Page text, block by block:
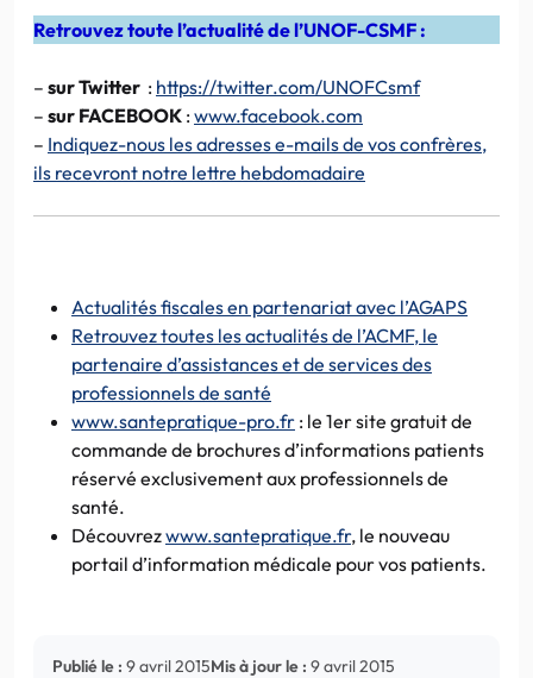
Retrouvez toute l’actualité de l’UNOF-CSMF :
– sur Twitter : https://twitter.com/UNOFCsmf
– sur FACEBOOK :www.facebook.com
– Indiquez-nous les adresses e-mails de vos confrères,
ils recevront notre lettre hebdomadaire
Actualités fiscales en partenariat avec l’AGAPS
Retrouvez toutes les actualités de l’ACMF, le
partenaire d’assistances et de services des
professionnels de santé
www.santepratique-pro.fr : le 1er site gratuit de
commande de brochures d’informations patients
réservé exclusivement aux professionnels de
santé.
Découvrezwww.santepratique.fr, le nouveau
portail d’information médicale pour vos patients.
Publié le : 9 avril 2015Mis à jour le : 9 avril 2015